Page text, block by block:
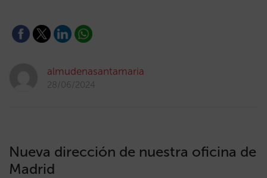
almudenasantamaria
28/06/2024
Nueva dirección de nuestra oficina de
Madrid